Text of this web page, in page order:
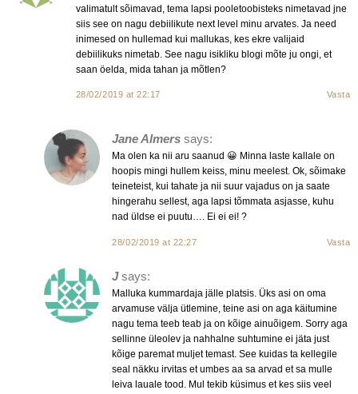
valimatult sõimavad, tema lapsi pooletoobisteks nimetavad jne
siis see on nagu debiilikute next level minu arvates. Ja need
inimesed on hullemad kui mallukas, kes ekre valijaid
debiilikuks nimetab. See nagu isikliku blogi mõte ju ongi, et
saan öelda, mida tahan ja mõtlen?
28/02/2019 at 22:17 Vasta
Jane Almers says:
Ma olen ka nii aru saanud 😀 Minna laste kallale on
hoopis mingi hullem keiss, minu meelest. Ok, sõimake
teineteist, kui tahate ja nii suur vajadus on ja saate
hingerahu sellest, aga lapsi tõmmata asjasse, kuhu
nad üldse ei puutu…. Ei ei ei! ?
28/02/2019 at 22:27 Vasta
J says:
Malluka kummardaja jälle platsis. Üks asi on oma
arvamuse välja ütlemine, teine asi on aga käitumine
nagu tema teeb teab ja on kõige ainuõigem. Sorry aga
sellinne üleolev ja nahhalne suhtumine ei jäta just
kõige paremat muljet temast. See kuidas ta kellegile
seal näkku irvitas et umbes aa sa arvad et sa mulle
leiva lauale tood. Mul tekib küsimus et kes siis veel